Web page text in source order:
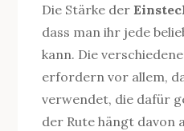
Die Stärke der
dass man ihr jede
kann. Die
erfordern vor allem,
verwendet, die dafür
der Rute hängt davon